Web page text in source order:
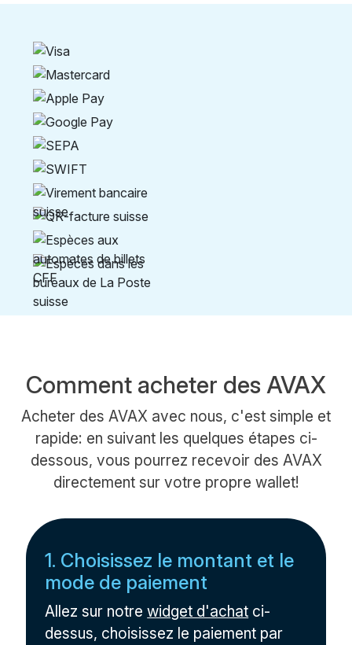
Comment acheter des AVAX
Acheter des AVAX avec nous, c'est simple et
rapide: en suivant les quelques étapes ci-
dessous, vous pourrez recevoir des AVAX
directement sur votre propre wallet!
1. Choisissez le montant et le
mode de paiement
Allez sur notrewidget d'achat ci-
dessus, choisissez le paiement par